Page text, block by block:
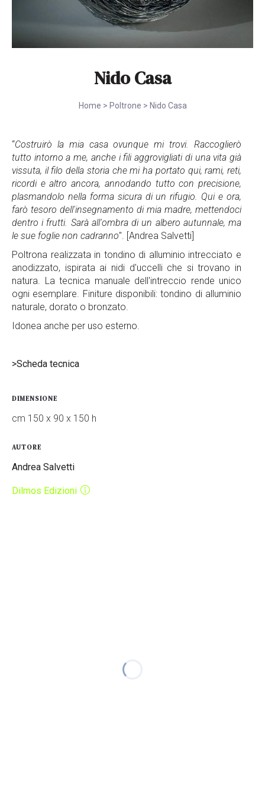
Nido Casa
Home > Poltrone > Nido Casa
“Costruirò la mia casa ovunque mi trovi. Raccoglierò
tutto intorno a me, anche i fili aggrovigliati di una vita già
vissuta, il filo della storia che mi ha portato qui, rami, reti,
ricordi e altro ancora, annodando tutto con precisione,
plasmandolo nella forma sicura di un rifugio. Qui e ora,
farò tesoro dell'insegnamento di mia madre, mettendoci
dentro i frutti. Sarà all'ombra di un albero autunnale, ma
le sue foglie non cadranno". [Andrea Salvetti]
Poltrona realizzata in tondino di alluminio intrecciato e
anodizzato, ispirata ai nidi d'uccelli che si trovano in
natura. La tecnica manuale dell'intreccio rende unico
ogni esemplare. Finiture disponibili: tondino di alluminio
naturale, dorato o bronzato.
Idonea anche per uso esterno.
>Scheda tecnica
DIMENSIONE
cm 150 x 90 x 150 h
AUTORE
Andrea Salvetti
Dilmos Edizioni